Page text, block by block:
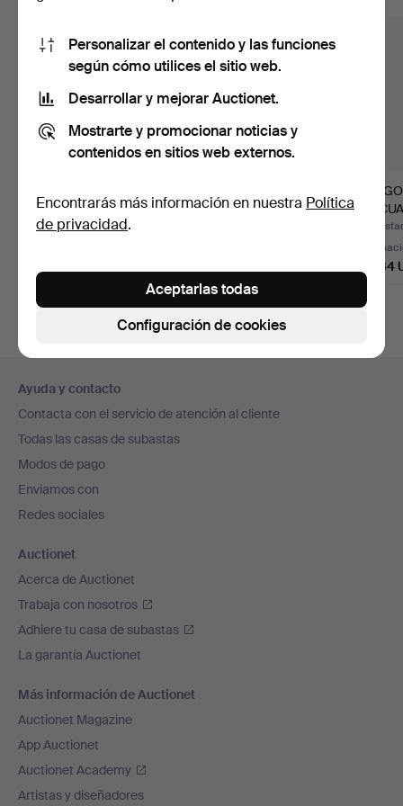
TRES PIEZAS EN
PLATA.
Subastado 17 jul 2026
PLATA CON JARRA
DE
EN
4.034
en
el
pie
de
página
Ayuda y contacto
Contacta con el servicio de atención al cliente
Todas las casas de subastas
Modos de pago
Enviamos con
Redes sociales
Auctionet
Acerca de Auctionet
Trabaja con nosotros
Adhiere tu casa de subastas
La garantía Auctionet
Más información de Auctionet
Auctionet Magazine
App Auctionet
Auctionet Academy
Artistas y diseñadores
Personalizar el contenido y las funciones
según cómo utilices el sitio web.
Desarrollar y mejorar Auctionet.
Mostrarte y promocionar noticias y
contenidos en sitios web externos.
Encontrarás más información en nuestra Política
de privacidad.
Configuración de cookies
Aceptarlas todas